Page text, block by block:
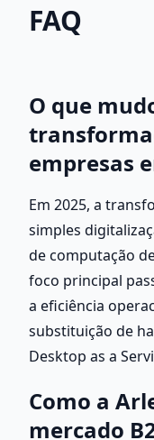
FAQ
O que
empresas
Em 2025, a
simples
de computação
foco principal
a eficiência
substituição de
Desktop as a
Como a
mercado